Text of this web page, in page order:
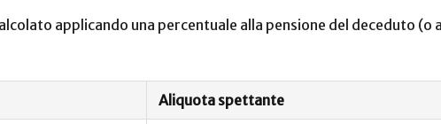
applicando una percentuale alla pensione del deceduto
Aliquota spettante